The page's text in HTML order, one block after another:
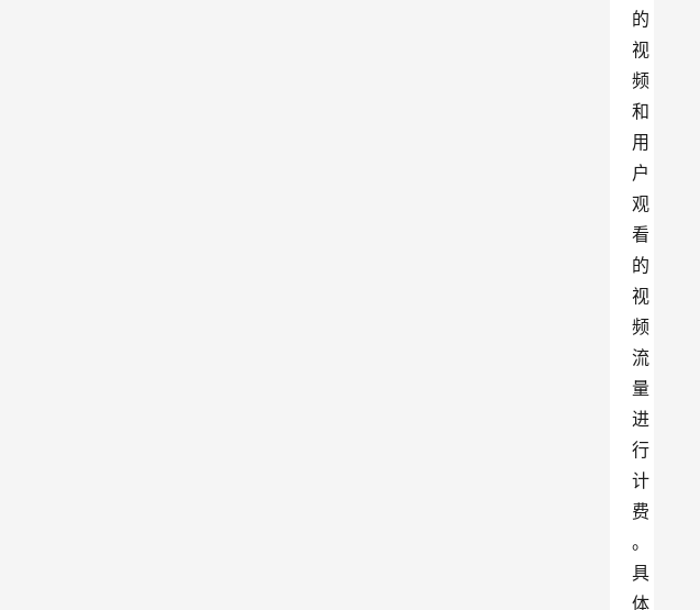
的
视
频
和
用
户
观
看
的
视
频
流
量
进
行
计
费
。
具
体